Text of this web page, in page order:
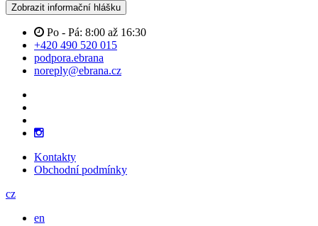
Zobrazit informační hlášku
Po - Pá: 8:00 až 16:30
+420 490 520 015
podpora.ebrana
noreply@ebrana.cz
Kontakty
Obchodní podmínky
cz
en